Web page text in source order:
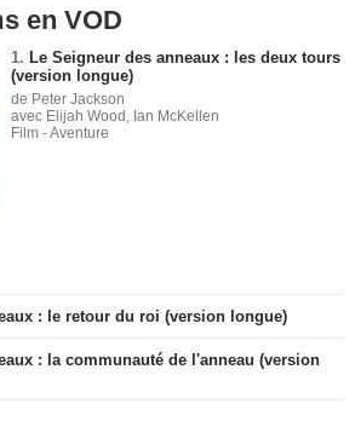
en VOD
1. Le Seigneur des anneaux : les deux tours
(version longue)
de Peter Jackson
avec Elijah Wood, Ian McKellen
Film - Aventure
: le retour du roi (version longue)
: la communauté de l'anneau (version